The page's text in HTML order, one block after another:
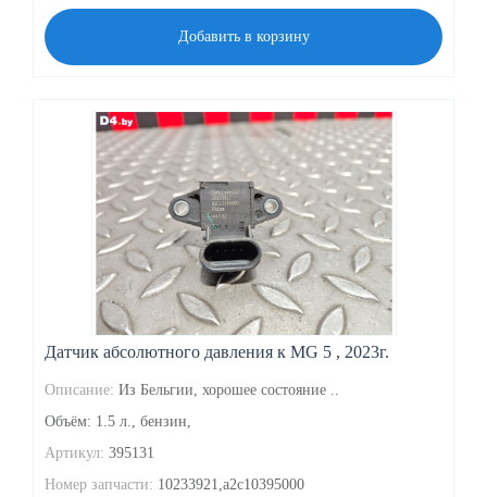
Добавить в корзину
Датчик абсолютного давления к MG 5 , 2023г.
Описание: Из Бельгии, хорошее состояние ..
Объём: 1.5 л., бензин,
Артикул: 395131
Номер запчасти: 10233921,a2c10395000